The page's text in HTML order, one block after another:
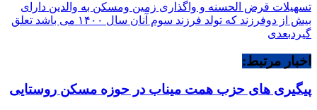
تسهیلات قرض الحسنه و واگذاری زمین ومسکن به والدین دارای
بیش از دوفرزند که تولد فرزند سوم آنان سال ۱۴۰۰ می باشد تعلق
گیردبعدی
اخبار مرتبط:
پیگیری های حزب همت میناب در حوزه مسکن روستایی